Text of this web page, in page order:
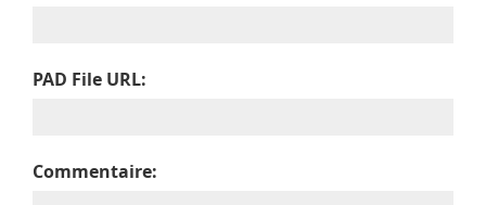
PAD File URL:
Commentaire: